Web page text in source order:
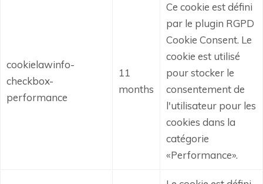
cookielawinfo-
checkbox-
performance
11
months
Ce cookie est défini
par le plugin RGPD
Cookie Consent. Le
cookie est utilisé
pour stocker le
consentement de
l'utilisateur pour les
cookies dans la
catégorie
«Performance».